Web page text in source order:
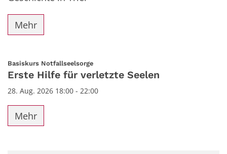
Mehr
Basiskurs Notfallseelsorge:
Erste Hilfe für verletzte Seelen
28. Aug. 2026 18:00 - 22:00
Mehr